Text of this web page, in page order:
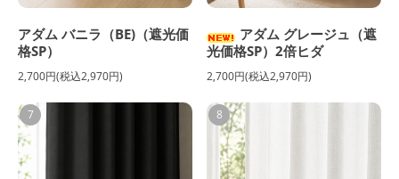
アダム バニラ（BE)（遮光価
格SP）
2,700円(税込2,970円)
アダム グレージュ（遮
光価格SP）2倍ヒダ
2,700円(税込2,970円)
7 8